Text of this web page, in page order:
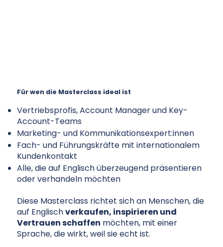
Für wen die Masterclass ideal ist
Vertriebsprofis, Account Manager und Key-
Account-Teams
Marketing- und Kommunikationsexpert:innen
Fach- und Führungskräfte mit internationalem
Kundenkontakt
Alle, die auf Englisch überzeugend präsentieren
oder verhandeln möchten
Diese Masterclass richtet sich an Menschen, die
auf Englischverkaufen, inspirieren und
Vertrauen schaffen möchten, mit einer
Sprache, die wirkt, weil sie echt ist.